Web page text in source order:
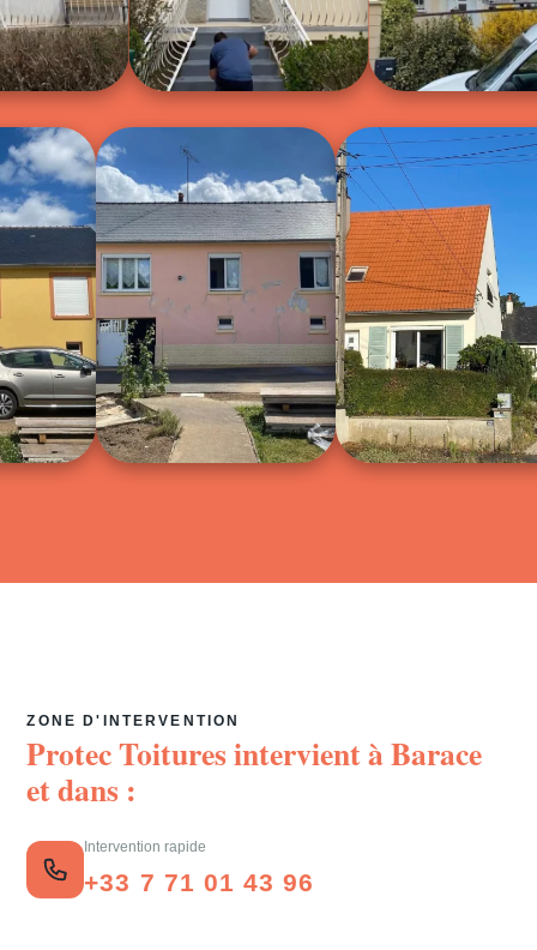
ZONE D'INTERVENTION
Protec Toitures intervient àBarace
et dans :
Intervention rapide
+33 7 71 01 43 96